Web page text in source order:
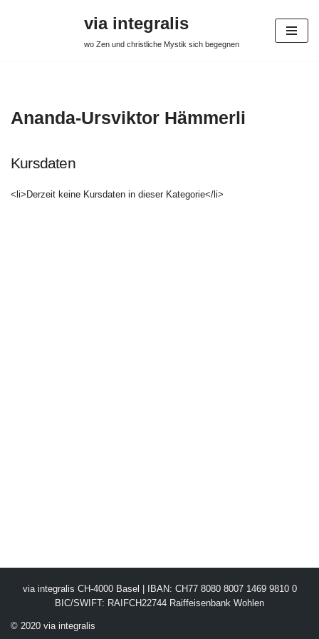
via integralis
wo Zen und christliche Mystik sich begegnen
Ananda-Ursviktor Hämmerli
Kursdaten
<li>Derzeit keine Kursdaten in dieser Kategorie</li>
via integralis CH-4000 Basel | IBAN: CH77 8080 8007 1469 9810 0
BIC/SWIFT: RAIFCH22744 Raiffeisenbank Wohlen
© 2020 via integralis